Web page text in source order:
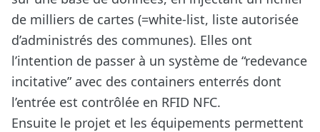
de milliers de cartes (=white-list, liste autorisée
d’administrés des communes). Elles ont
l’intention de passer à un système de “redevance
incitative” avec des containers enterrés dont
l’entrée est contrôlée en RFID NFC.
Ensuite le projet et les équipements permettent